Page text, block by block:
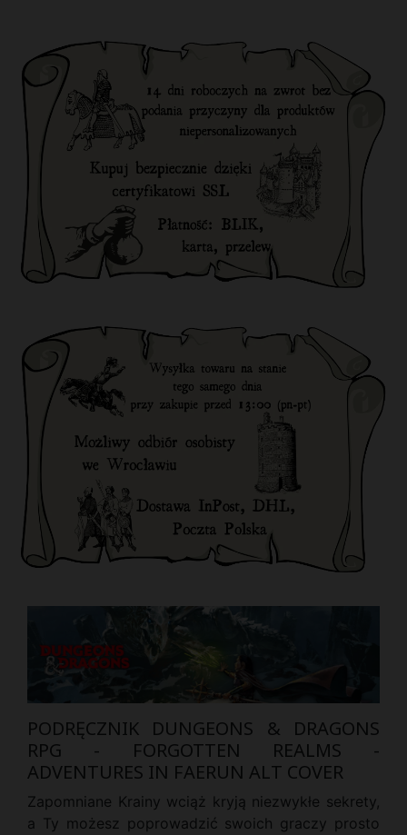
PODRĘCZNIK DUNGEONS & DRAGONS
RPG - FORGOTTEN REALMS -
ADVENTURES IN FAERUN ALT COVER
Zapomniane Krainy wciąż kryją niezwykłe sekrety,
a Ty możesz poprowadzić swoich graczy prosto